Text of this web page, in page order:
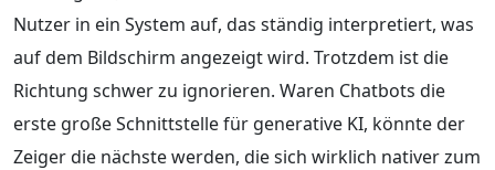
Nutzer in ein System auf, das ständig interpretiert, was
auf dem Bildschirm angezeigt wird. Trotzdem ist die
Richtung schwer zu ignorieren. Waren Chatbots die
erste große Schnittstelle für generative KI, könnte der
Zeiger die nächste werden, die sich wirklich nativer zum